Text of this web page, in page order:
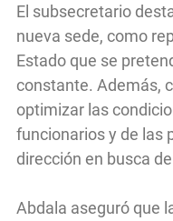
El subsecretario
nueva sede, como
Estado que se
constante. Además,
optimizar las
funcionarios y de las
dirección en busca
Abdala aseguró que